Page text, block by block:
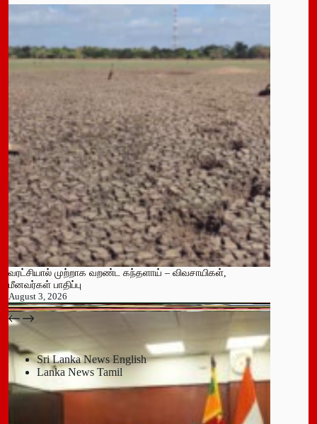
வரட்சியால் முற்றாக வறண்ட கந்தளாய் – விவசாயிகள்,
மீனவர்கள் பாதிப்பு
August 3, 2026
பதுளை மாநகர சபையின் NPP உறுப்பினர் திடீர் ராஜினாமா!
July 14, 2026
Sri Lanka News English
Lanka News Tamil